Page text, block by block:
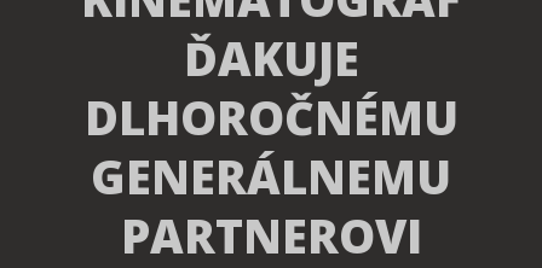
ĎAKUJE
DLHOROČNÉMU
GENERÁLNEMU
PARTNEROVI